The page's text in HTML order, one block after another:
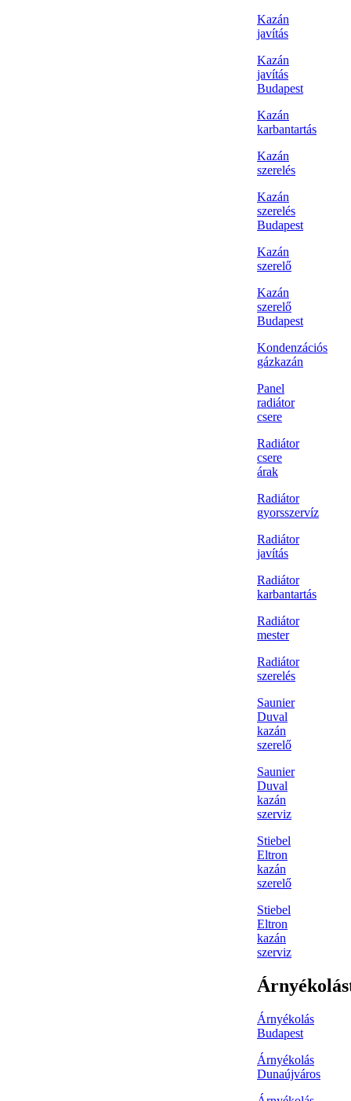
Kazán
javítás
Kazán
javítás
Budapest
Kazán
karbantartás
Kazán
szerelés
Kazán
szerelés
Budapest
Kazán
szerelő
Kazán
szerelő
Budapest
Kondenzációs
gázkazán
Panel
radiátor
csere
Radiátor
csere
árak
Radiátor
gyorsszervíz
Radiátor
javítás
Radiátor
karbantartás
Radiátor
mester
Radiátor
szerelés
Saunier
Duval
kazán
szerelő
Saunier
Duval
kazán
szerviz
Stiebel
Eltron
kazán
szerelő
Stiebel
Eltron
kazán
szerviz
Árnyékolás
Budapest
Árnyékolás
Dunaújváros